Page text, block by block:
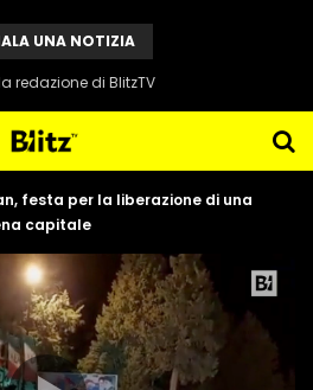
UNA NOTIZIA
redazione di BlitzTV
festa per la liberazione di una
capitale